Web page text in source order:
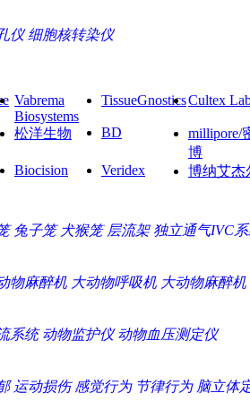
仪 细胞核转染仪
Vabrema
Biosystems
TissueGnosticsCultex
松洋生物 BD
millipore/
博
Biocision Veridex 博纳艾杰
兔子笼 犬猴笼 层流架 独立通气IVC
物麻醉机 大动物呼吸机 大动物麻醉机
系统 动物监护仪 动物血压测定仪
运动损伤 感觉行为 节律行为 脑立体